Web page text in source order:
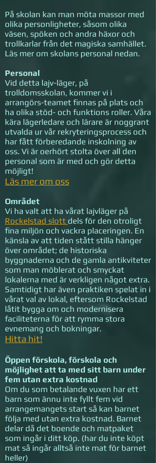
På skolan kan man möta massor med
olika personligheter, såsom olika
väsen, spöken och andra häxor och
trollkarlar från det magiska samhället.
Läs mer om skolans personal nedan.
Personal
Vid detta lajv-läger, på
trolldomsskolan, kommer vi i
arrangörs-teamet finnas på plats och
ha olika stöd- och funktions roller. Våra
kära lägerledare och lärare är noggrant
utvalda ur vår rekryteringsprocess och
har fått förberedande inskolning av
oss. Vi är oerhört stolta över all den
personal som är med och gör detta
möjligt!
Läs mer om oss
Området
Vi ha valt att ha vårat lajvläger på
Rockelstad slott dels för den otroligt
fina miljön och vackra placeringen. En
känsla av att tiden stått stilla hänger
över området; de historiska
byggnaderna och de gamla antikviteter
som man möblerat och smyckat
lokalerna med är verkligen något extra.
Samtidigt har även praktiken spelat in i
vårat val av lokal, eftersom Rockelstad
låtit bygga om och modernisera
faciliteterna för att rymma stora
evnemang och bokningar.
Hitta hit!
Öppen förskola, förskola och
möjlighet att ta med sitt barn under
fem utan extra kostnad
Om du som betalande vuxen har ett
barn som ännu inte fyllt fem vid
arrangemangets start så kan barnet
följa med utan extra kostnad. Barnet
delar då det boende och matpaket
som ingår i ditt köp. (har du inte köpt
mat så ingår alltså inte mat för barnet
heller)